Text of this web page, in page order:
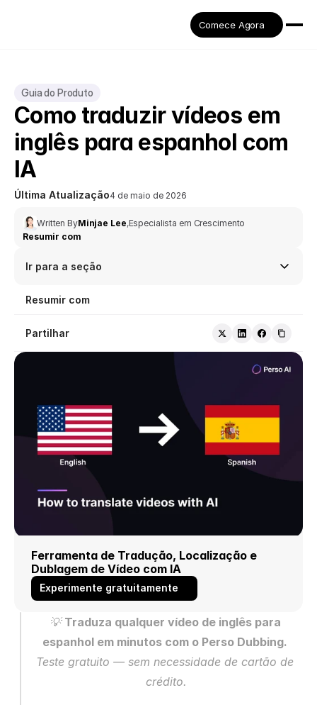
Comece Agora
Guia do Produto
Como traduzir vídeos em
inglês para espanhol com
IA
Última Atualização4 de maio de 2026
Written ByMinjae Lee,Especialista em Crescimento
Resumir com
Ir para a seção
Resumir com
Partilhar
Ferramenta de Tradução, Localização e
Dublagem de Vídeo com IA
Experimente gratuitamente
💡 Traduza qualquer vídeo de inglês para
espanhol em minutos com o Perso Dubbing.
Teste gratuito — sem necessidade de cartão de
crédito.